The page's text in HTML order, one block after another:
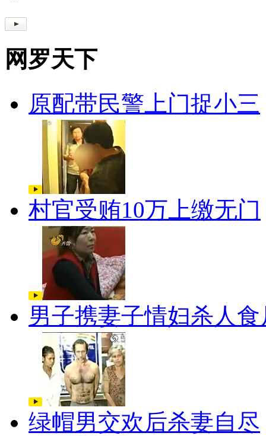
网罗天下
原配带民警上门捉小三
村官受贿10万上缴无门
男子携妻子情妇杀人食
绿帽男交欢后杀妻自尽